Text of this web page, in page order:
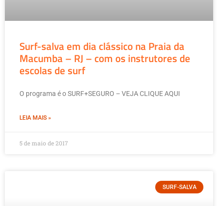
Surf-salva em dia clássico na Praia da
Macumba – RJ – com os instrutores de
escolas de surf
O programa é o SURF+SEGURO – VEJA CLIQUE AQUI
LEIA MAIS »
5 de maio de 2017
SURF-SALVA